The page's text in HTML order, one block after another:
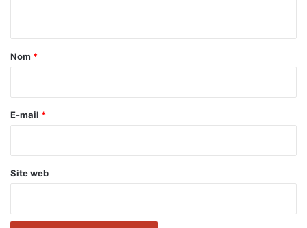
a
e
Nom *
E-mail *
Site web